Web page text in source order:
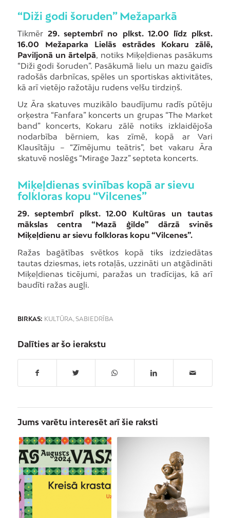
“Diži godi šoruden” Mežaparkā
Tikmēr 29. septembrī no plkst. 12.00 līdz plkst.
16.00 Mežaparka Lielās estrādes Kokaru zālē,
Paviljonā un ārtelpā , notiks Miķeļdienas pasākums
“Diži godi šoruden”. Pasākumā lielu un mazu gaidīs
radošās darbnīcas, spēles un sportiskas aktivitātes,
kā arī vietējo ražotāju rudens velšu tirdziņš.
Uz Āra skatuves muzikālo baudījumu radīs pūtēju
orķestra “Fanfara” koncerts un grupas “The Market
band” koncerts, Kokaru zālē notiks izklaidējoša
nodarbība bērniem, kas zīmē, kopā ar Vari
Klausītāju – “Zīmējumu teātris”, bet vakaru Āra
skatuvē noslēgs “Mirage Jazz” septeta koncerts.
Miķeļdienas svinības kopā ar sievu
folkloras kopu “Vilcenes”
29. septembrī plkst. 12.00 Kultūras un tautas
mākslas centra “Mazā ģilde” dārzā svinēs
Miķeļdienu ar sievu folkloras kopu “Vilcenes”.
Ražas bagātības svētkos kopā tiks izdziedātas
tautas dziesmas, iets rotaļās, uzzināti un atgādināti
Miķeļdienas ticējumi, paražas un tradīcijas, kā arī
baudīti ražas augļi.
BIRKAS: KULTŪRA, SABIEDRĪBA
Dalīties ar šo ierakstu
Jums varētu interesēt arī šie raksti